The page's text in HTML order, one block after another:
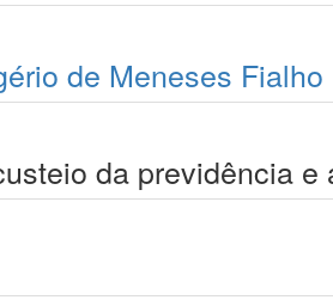
de Meneses Fialho
da previdência